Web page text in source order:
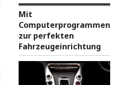
Mit
Computerprogrammen
zur perfekten
Fahrzeugeinrichtung